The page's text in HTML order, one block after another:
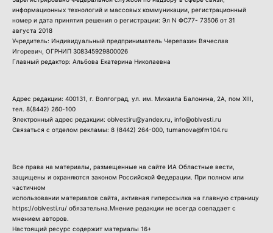
информационных технологий и массовых коммуникации, регистрационный
номер и дата принятия решения о регистрации: Эл N ФС77- 73506 от 31
августа 2018
Учредитель: Индивидуальный предприниматель Черепахин Вячеслав
Игоревич, ОГРНИП 308345929800026
Главный редактор: Альбова Екатерина Николаевна
Адрес редакции: 400131, г. Волгоград, ул. им. Михаила Балонина, 2А, пом XIII,
тел. 8(8442) 260-100
Электронный адрес редакции: oblvestiru@yandex.ru, info@oblvesti.ru
Связаться с отделом рекламы: 8 (8442) 264-000 , tumanova@fm104.ru
Все права на материалы, размещенные на сайте ИА Областные вести,
защищены и охраняются законом Российской Федерации. При полном или
частичном
использовании материалов сайта, активная гиперссылка на главную страницу
https://oblvesti.ru/ обязательна.Мнение редакции не всегда совпадает с
мнением авторов.
Настоящий ресурс содержит материалы 16+